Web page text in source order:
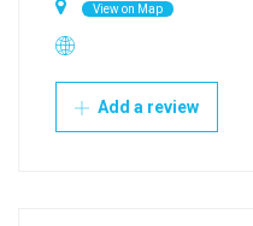
View on Map
Add a review